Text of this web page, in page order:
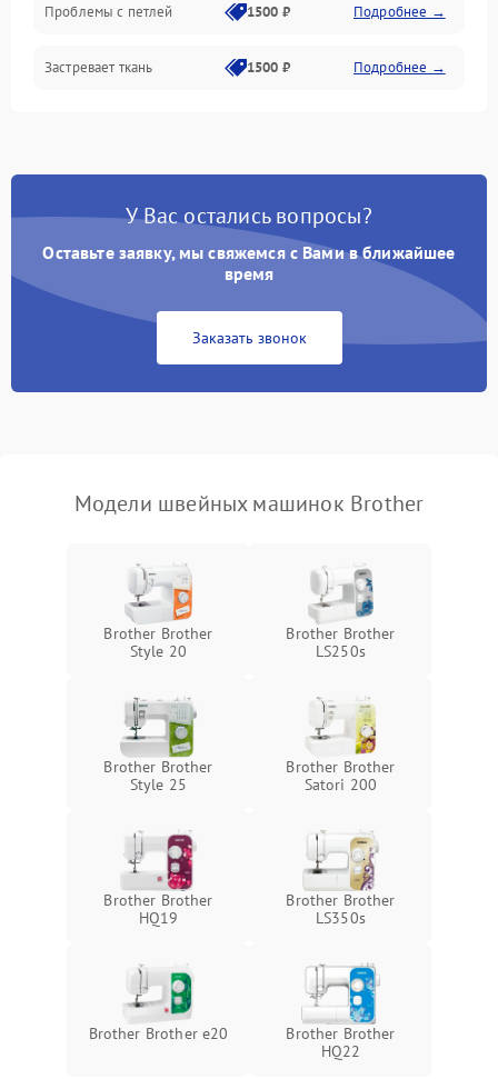
Проблемы с петлей 1500 ₽ Подробнее →
Застревает ткань 1500 ₽ Подробнее →
Не работают кнопки
У Вас остались вопросы?
Оставьте заявку, мы свяжемся с Вами в ближайшее
время
Заказать звонок
Модели швейных машинок Brother
Brother Brother
Style 20
Brother Brother
LS250s
Brother Brother
Style 25
Brother Brother
Satori 200
Brother Brother
HQ19
Brother Brother
LS350s
Brother Brother e20
Brother Brother
HQ22